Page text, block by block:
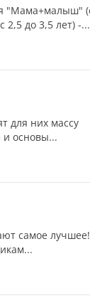
"Мама+малыш"
2,5 до 3,5 лет) -...
для них массу
основы...
самое